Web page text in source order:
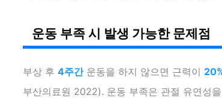
운동 부족 시 발생 가능한 문제점
부상 후 4주간운동을 하지 않으면 근력이
부산의료원 2022). 운동 부족은 관절 유연성